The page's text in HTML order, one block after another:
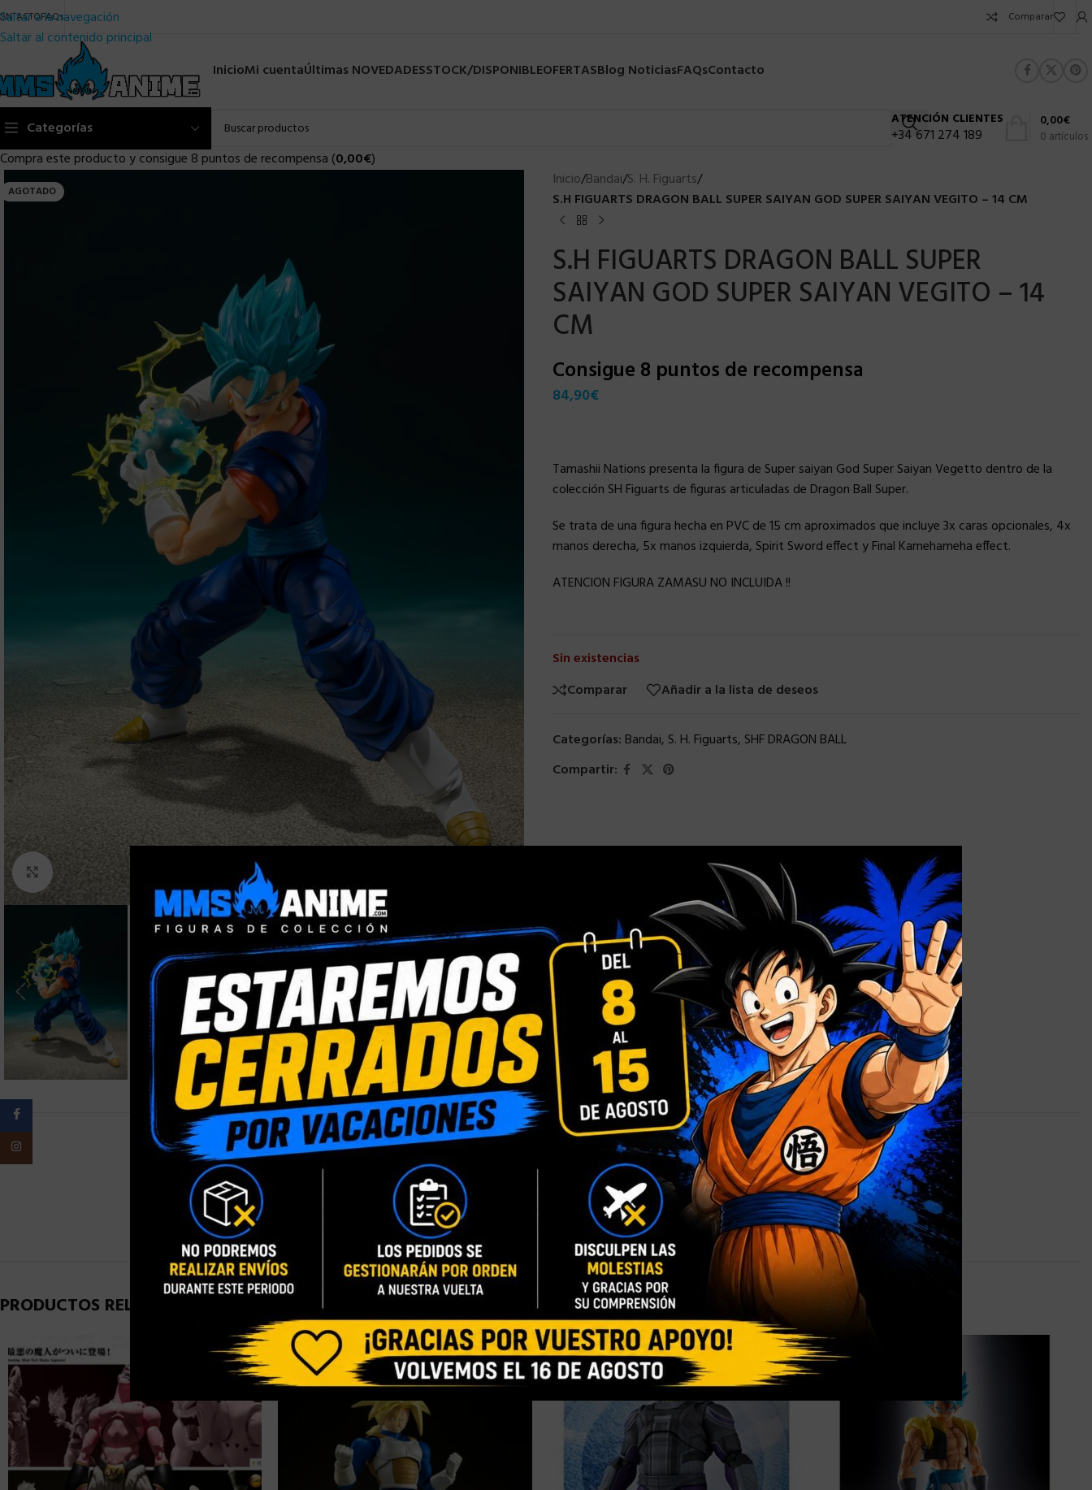
Saltar a la navegación
Saltar al contenido principal
FAQs Comparar
InicioMi cuentaÚltimas NOVEDADESSTOCK/DISPONIBLEOFERTASBlog NoticiasFAQsContacto
Categorías ATENCIÓN CLIENTES
+34 671 274 189 0 artículos
0,00€
Compra este producto y consigue 8 puntos de recompensa (0,00€)
AGOTADO
Clic para ampliar
Inicio/Bandai/S. H. Figuarts/
S.H FIGUARTS DRAGON BALL SUPER SAIYAN GOD SUPER SAIYAN VEGITO – 14 CM
S.H FIGUARTS DRAGON BALL SUPER
SAIYAN GOD SUPER SAIYAN VEGITO – 14
CM
Consigue 8 puntos de recompensa
84,90€
Tamashii Nations presenta la figura de Super saiyan God Super Saiyan Vegetto dentro de la
colección SH Figuarts de figuras articuladas de Dragon Ball Super.
Se trata de una figura hecha en PVC de 15 cm aproximados que incluye 3x caras opcionales, 4x
manos derecha, 5x manos izquierda, Spirit Sword effect y Final Kamehameha effect.
ATENCION FIGURA ZAMASU NO INCLUIDA !!
Sin existencias
Comparar
Añadir a la lista de deseos
Categorías: Bandai, S. H. Figuarts, SHF DRAGON BALL
Compartir:
INFORMACIÓN ADICIONAL
0,9 kg
PRODUCTOS RELACIONADOS